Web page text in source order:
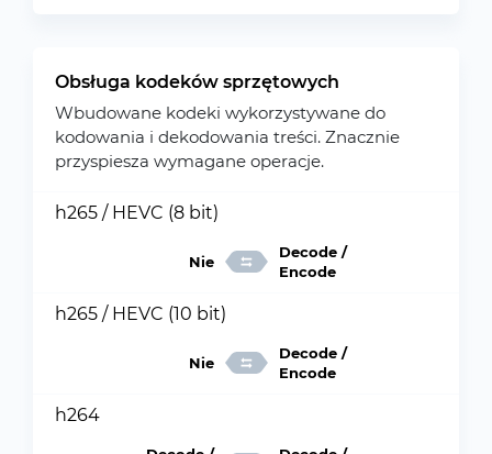
Obsługa kodeków sprzętowych
Wbudowane kodeki wykorzystywane do
kodowania i dekodowania treści. Znacznie
przyspiesza wymagane operacje.
h265 / HEVC (8 bit)
Nie
Decode /
Encode
h265 / HEVC (10 bit)
Nie
Decode /
Encode
h264